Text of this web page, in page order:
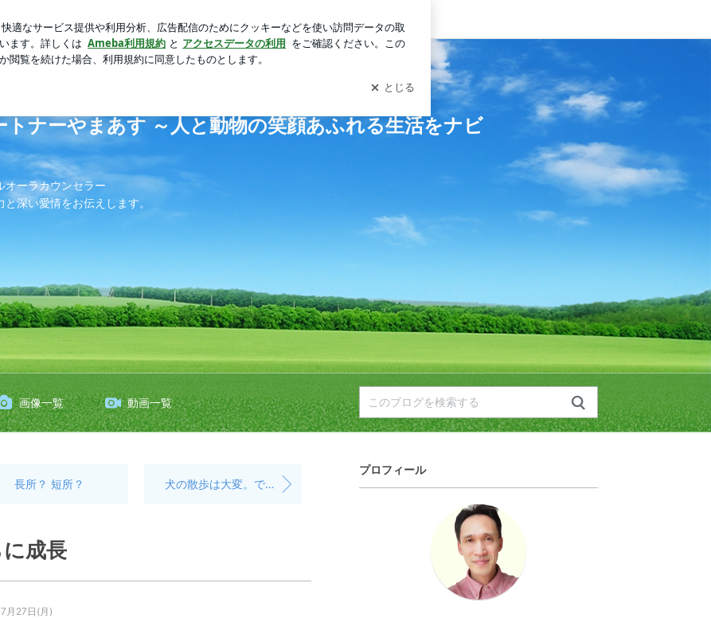
あふれる生活をナビゲート～
ないタルト ログイン
ナーやまあす ～人と動物の笑顔あふれる生活をナビ
オーラカウンセラー
深い愛情をお伝えします。
画像一覧 動画一覧
長所？ 短所？ 犬の散歩は大変。ですか？
成長
月27日(月)
プロフィール